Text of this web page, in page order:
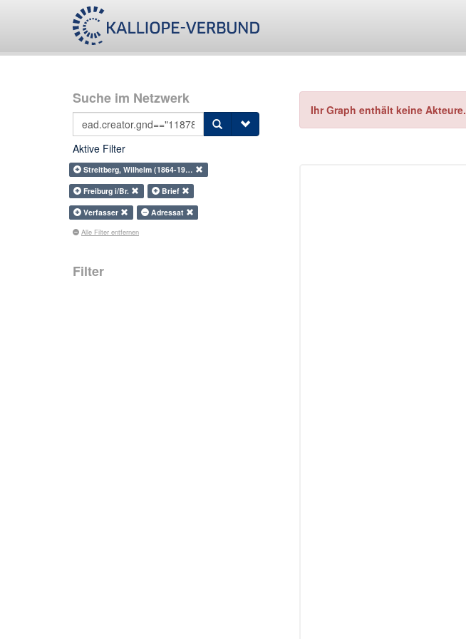
Suche im Netzwerk
Aktive Filter
Streitberg, Wilhelm (1864-19…
Freiburg i/Br.
Brief
Verfasser
Adressat
Alle Filter entfernen
Filter
Ihr Graph enthält keine Akteure.